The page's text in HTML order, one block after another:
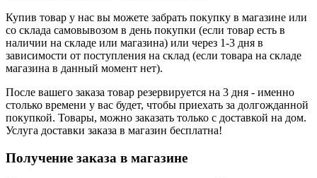
Купив товар у нас вы можете забрать покупку в магазине или
со склада самовывозом в день покупки (если товар есть в
наличии на складе или магазина) или через 1-3 дня в
зависимости от поступления на склад (если товара на складе
магазина в данный момент нет).
После вашего заказа товар резервируется на 3 дня - именно
столько времени у вас будет, чтобы приехать за долгожданной
покупкой. Товары, можно заказать только с доставкой на дом.
Услуга доставки заказа в магазин бесплатна!
Получение заказа в магазине